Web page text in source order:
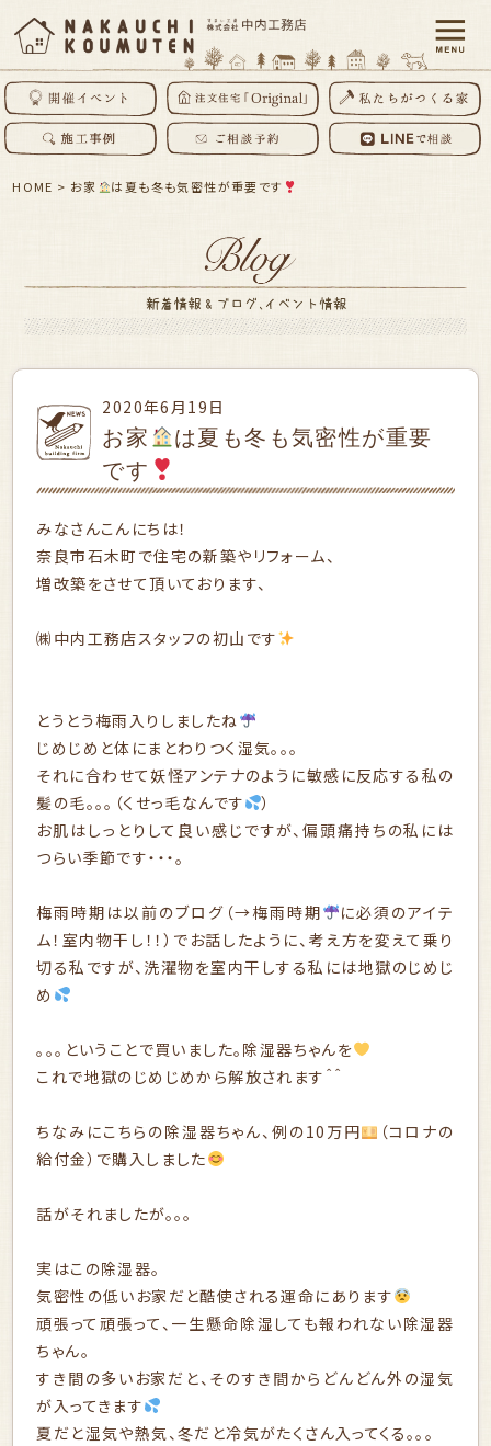
HOME > お家 は夏も冬も気密性が重要です
2020年6月19日
お家
は夏も冬も気密性が重要
です
みなさんこんにちは！
奈良市石木町で住宅の新築やリフォーム、
増改築をさせて頂いております、
㈱中内工務店スタッフの初山です
とうとう梅雨入りしましたね
じめじめと体にまとわりつく湿気。。。
それに合わせて妖怪アンテナのように敏感に反応する私の
髪の毛。。。（くせっ毛なんです
）
お肌はしっとりして良い感じですが、偏頭痛持ちの私には
つらい季節です・・・。
梅雨時期は以前のブログ（→梅雨時期
に必須のアイテ
ム！室内物干し！！）でお話したように、考え方を変えて乗り
切る私ですが、洗濯物を室内干しする私には地獄のじめじ
め
。。。ということで買いました。除湿器ちゃんを
これで地獄のじめじめから解放されます＾＾
ちなみにこちらの除湿器ちゃん、例の10万円
（コロナの
給付金）で購入しました
話がそれましたが。。。
実はこの除湿器。
気密性の低いお家だと酷使される運命にあります
頑張って頑張って、一生懸命除湿しても報われない除湿器
ちゃん。
すき間の多いお家だと、そのすき間からどんどん外の湿気
が入ってきます
夏だと湿気や熱気、冬だと冷気がたくさん入ってくる。。。